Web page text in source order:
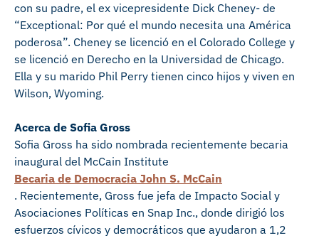
con su padre, el ex vicepresidente Dick Cheney- de
“Exceptional: Por qué el mundo necesita una América
poderosa”. Cheney se licenció en el Colorado College y
se licenció en Derecho en la Universidad de Chicago.
Ella y su marido Phil Perry tienen cinco hijos y viven en
Wilson, Wyoming.
Acerca de Sofia Gross
Sofia Gross ha sido nombrada recientemente becaria
inaugural del McCain Institute
Becaria de Democracia John S. McCain
. Recientemente, Gross fue jefa de Impacto Social y
Asociaciones Políticas en Snap Inc., donde dirigió los
esfuerzos cívicos y democráticos que ayudaron a 1,2